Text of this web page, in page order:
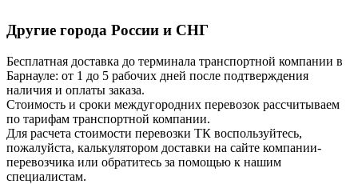
Другие города России и СНГ
Бесплатная доставка до терминала транспортной компании в
Барнауле: от 1 до 5 рабочих дней после подтверждения
наличия и оплаты заказа.
Стоимость и сроки междугородних перевозок рассчитываем
по тарифам транспортной компании.
Для расчета стоимости перевозки ТК воспользуйтесь,
пожалуйста, калькулятором доставки на сайте компании-
перевозчика или обратитесь за помощью к нашим
специалистам.